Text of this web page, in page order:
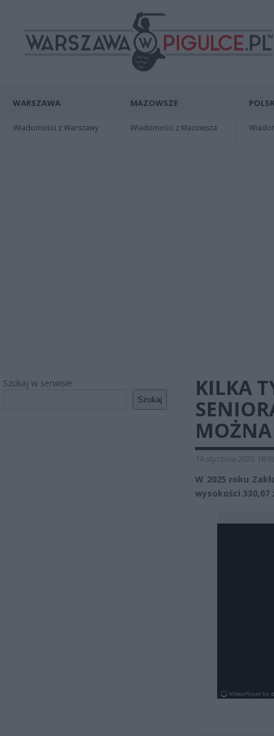
WARSZAWA
Wiadomości z Warszawy
MAZOWSZE
Wiadomości z Mazowsza
Szukaj w serwisie
Szukaj
KILKA
MOŻNA
14 stycznia 2025
W 2025 roku
wysokości